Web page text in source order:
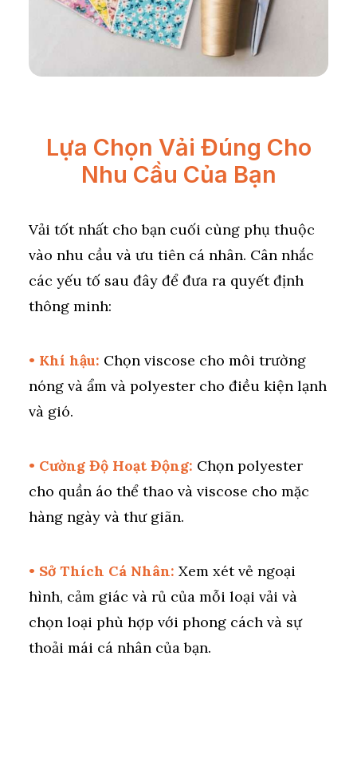
Lựa Chọn Vải Đúng Cho
Nhu Cầu Của Bạn
Vải tốt nhất cho bạn cuối cùng phụ thuộc
vào nhu cầu và ưu tiên cá nhân. Cân nhắc
các yếu tố sau đây để đưa ra quyết định
thông minh:
• Khí hậu: Chọn viscose cho môi trường
nóng và ẩm và polyester cho điều kiện lạnh
và gió.
• Cường Độ Hoạt Động: Chọn polyester
cho quần áo thể thao và viscose cho mặc
hàng ngày và thư giãn.
• Sở Thích Cá Nhân: Xem xét vẻ ngoại
hình, cảm giác và rủ của mỗi loại vải và
chọn loại phù hợp với phong cách và sự
thoải mái cá nhân của bạn.